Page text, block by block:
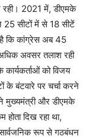
रही। 2021 में, डीएमके
25 सीटों में से 18 सीटें
कि कांग्रेस अब 45
अवसर तलाश रही
को विजय
के बंटवारे पर चर्चा करने
मुख्यमंत्री और डीएमके
दिख रहा था,
सार्वजनिक रूप से गठबंधन